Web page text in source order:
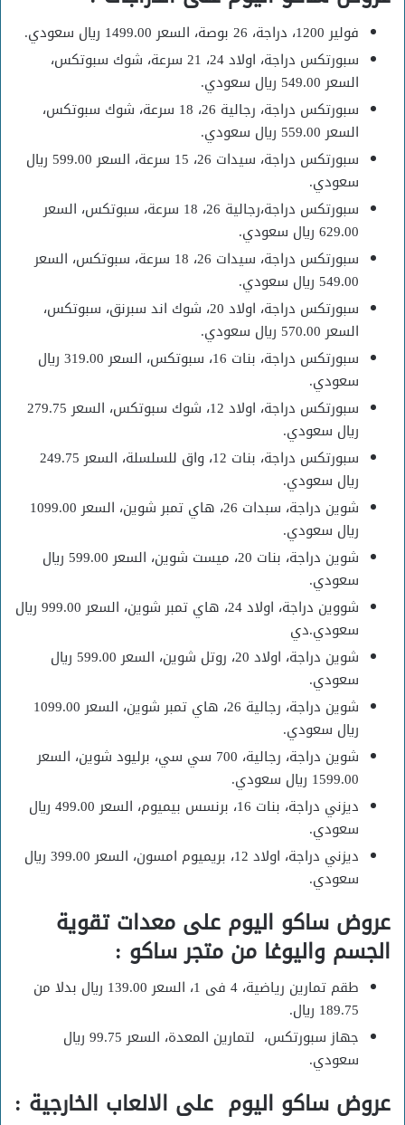
فولير 1200، دراجة، 26 بوصة، السعر 1499.00 ريال سعودي.
سبورتكس دراجة، اولاد 24، 21 سرعة، شوك سبوتكس،
السعر 549.00 ريال سعودي.
سبورتكس دراجة، رجالية 26، 18 سرعة، شوك سبوتكس،
السعر 559.00 ريال سعودي.
سبورتكس دراجة، سيدات 26، 15 سرعة، السعر 599.00 ريال
سعودي.
سبورتكس دراجة،رجالية 26، 18 سرعة، سبوتكس، السعر
629.00 ريال سعودي.
سبورتكس دراجة، سيدات 26، 18 سرعة، سبوتكس، السعر
549.00 ريال سعودي.
سبورتكس دراجة، اولاد 20، شوك اند سبرنق، سبوتكس،
السعر 570.00 ريال سعودي.
سبورتكس دراجة، بنات 16، سبوتكس، السعر 319.00 ريال
سعودي.
سبورتكس دراجة، اولاد 12، شوك سبوتكس، السعر 279.75
ريال سعودي.
سبورتكس دراجة، بنات 12، واق للسلسلة، السعر 249.75
ريال سعودي.
شوين دراجة، سبدات 26، هاي تمبر شوين، السعر 1099.00
ريال سعودي.
شوين دراجة، بنات 20، ميست شوين، السعر 599.00 ريال
سعودي.
شووين دراجة، اولاد 24، هاي تمبر شوين، السعر 999.00 ريال
سعودي.دي
شوين دراجة، اولاد 20، روتل شوين، السعر 599.00 ريال
سعودي.
شوين دراجة، رجالية 26، هاي تمبر شوين، السعر 1099.00
ريال سعودي.
شوين دراجة، رجالية، 700 سي سي، برليود شوين، السعر
1599.00 ريال سعودي.
ديزني دراجة، بنات 16، برنسس بيميوم، السعر 499.00 ريال
سعودي.
ديزني دراجة، اولاد 12، بريميوم امسون، السعر 399.00 ريال
سعودي.
عروض ساكو اليوم على معدات تقوية
الجسم واليوغا من متجر ساكو :
طقم تمارين رياضية، 4 فى 1، السعر 139.00 ريال بدلا من
189.75 ريال.
جهاز سبورتكس، لتمارين المعدة، السعر 99.75 ريال
سعودي.
عروض ساكو اليوم على الالعاب الخارجية :